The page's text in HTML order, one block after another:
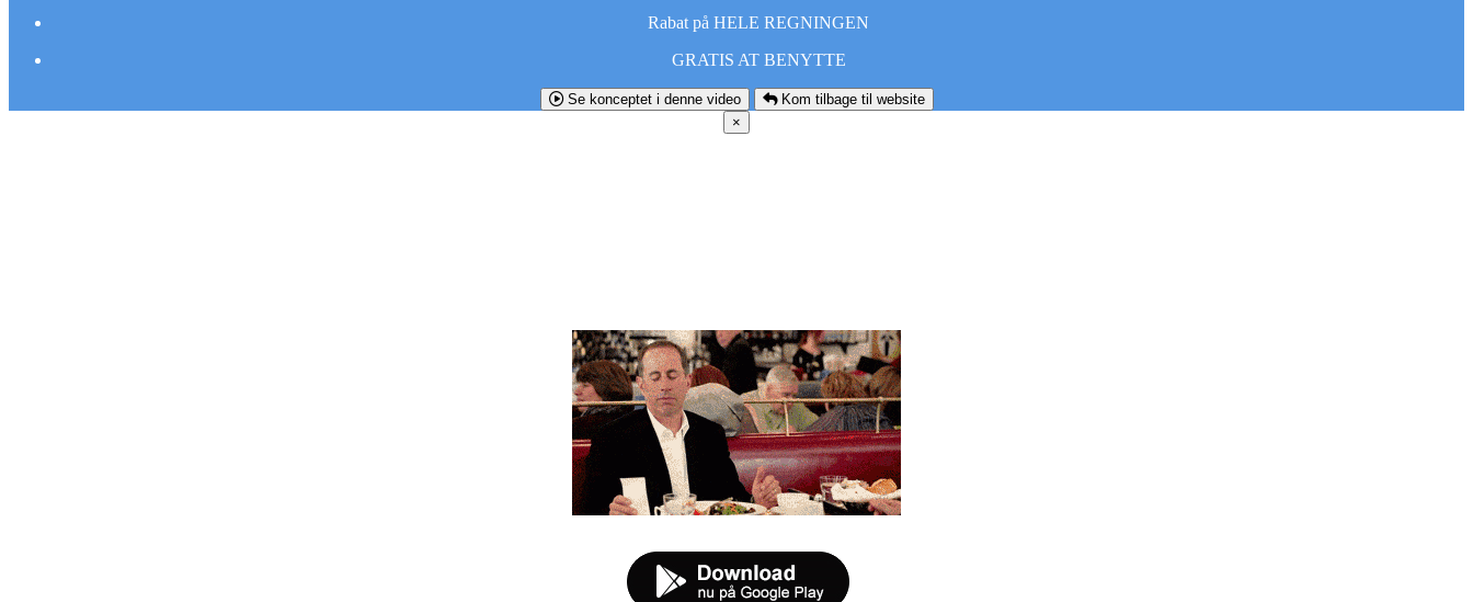
Rabat på HELE REGNINGEN
GRATIS AT BENYTTE
Se konceptet i denne video
Kom tilbage til website
×